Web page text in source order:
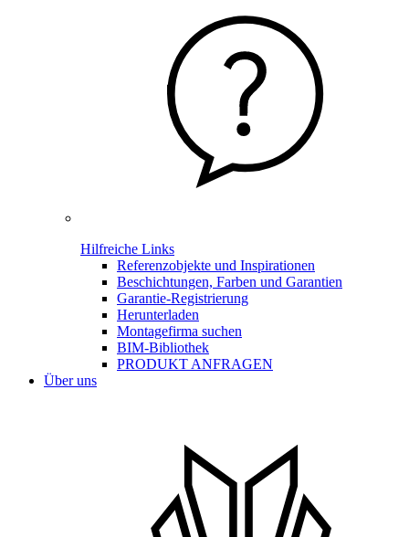
Hilfreiche Links
Referenzobjekte und Inspirationen
Beschichtungen, Farben und Garantien
Garantie-Registrierung
Herunterladen
Montagefirma suchen
BIM-Bibliothek
PRODUKT ANFRAGEN
Über uns